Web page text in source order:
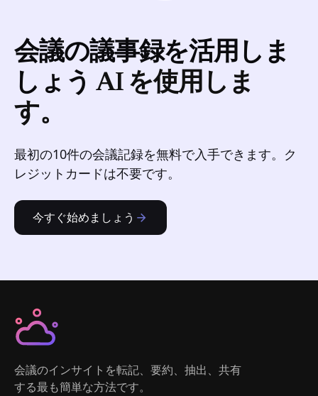
会議の議事録を活用しま
しょう AI を使用しま
す。
最初の10件の会議記録を無料で入手できます。ク
レジットカードは不要です。
今すぐ始めましょう
会議のインサイトを転記、要約、抽出、共有
する最も簡単な方法です。